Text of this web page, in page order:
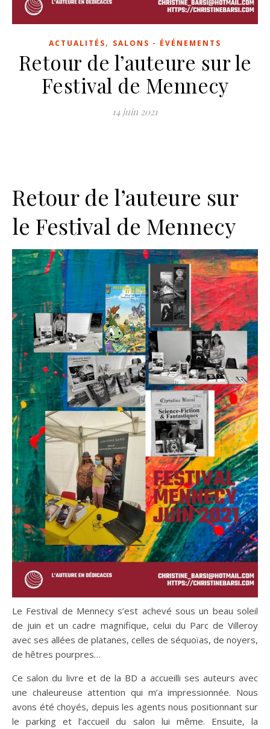
ACTUALITÉS, SALONS - ÉVÉNEMENTS
Retour de l’auteure sur le
Festival de Mennecy
14 juin 2021
Retour de l’auteure sur
le Festival de Mennecy
Le Festival de Mennecy s’est achevé sous un beau soleil
de juin et un cadre magnifique, celui du Parc de Villeroy
avec ses allées de platanes, celles de séquoïas, de noyers,
de hêtres pourpres…
Ce salon du livre et de la BD a accueilli ses auteurs avec
une chaleureuse attention qui m’a impressionnée. Nous
avons été choyés, depuis les agents nous positionnant sur
le parking et l’accueil du salon lui même. Ensuite, la